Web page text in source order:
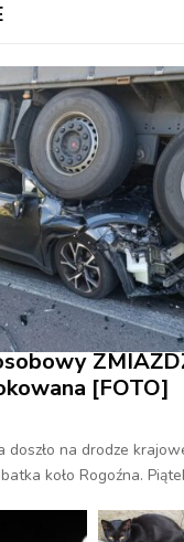
[FOTO]
doszło na drodze
koło Rogoźna.